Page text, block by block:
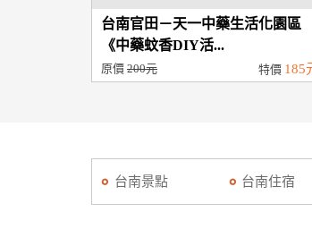
台南官田－天一中藥生活化園區
《中藥蚊香DIY活...
原價 200元 特價 185
台南景點 台南住宿